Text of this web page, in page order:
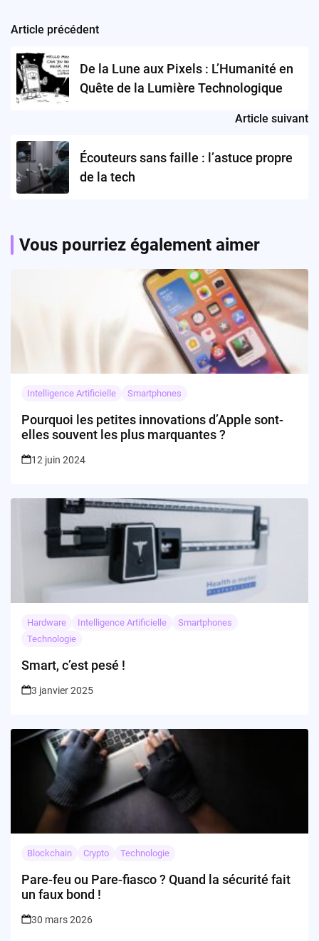
Post
navigation
Article précédent
De la Lune aux Pixels : L’Humanité en
Quête de la Lumière Technologique
Article suivant
Écouteurs sans faille : l’astuce propre
de la tech
Vous pourriez également aimer
Intelligence Artificielle Smartphones
Pourquoi les petites innovations d’Apple sont-
elles souvent les plus marquantes ?
12 juin 2024
Hardware Intelligence Artificielle
Smartphones
Technologie
Smart, c’est pesé !
3 janvier 2025
Blockchain Crypto Technologie
Pare-feu ou Pare-fiasco ? Quand la sécurité fait
un faux bond !
30 mars 2026